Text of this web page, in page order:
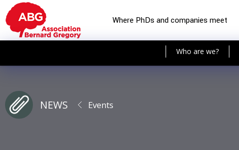
Where PhDs and companies meet
Who are we?
NEWS Events